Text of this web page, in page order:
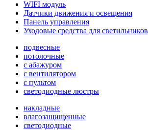
WIFI модуль
Датчики движения и освещения
Панель управления
Уходовые средства для светильников
подвесные
потолочные
с абажуром
с вентилятором
с пультом
светодиодные люстры
накладные
влагозащищенные
светодиодные